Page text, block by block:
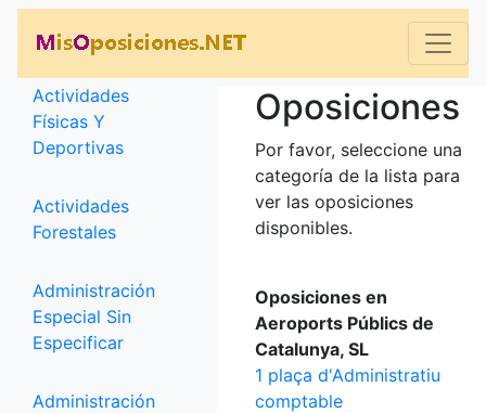
Categorías
Actividades
Físicas Y
Deportivas
Actividades
Forestales
Administración
Especial Sin
Especificar
Administración
Oposiciones
Por favor, seleccione una
categoría de la lista para
ver las oposiciones
disponibles.
Oposiciones en
Aeroports Públics de
Catalunya, SL
1 plaça d'Administratiu
comptable